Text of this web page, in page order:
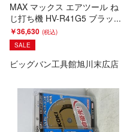
MAX マックス エアツール ね
じ打ち機 HV-R41G5 ブラッ...
￥36,630
SALE
ビッグバン工具館旭川末広店